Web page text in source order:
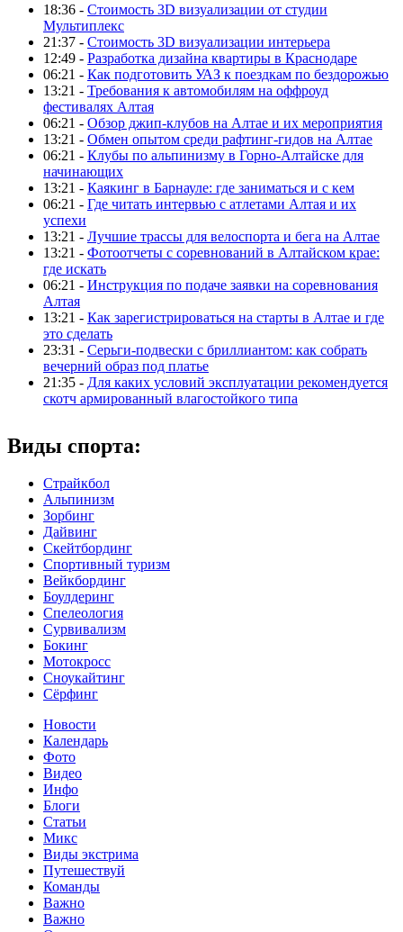
18:36 - Стоимость 3D визуализации от студии
Мультиплекс
21:37 - Стоимость 3D визуализации интерьера
12:49 - Разработка дизайна квартиры в Краснодаре
06:21 - Как подготовить УАЗ к поездкам по бездорожью
13:21 - Требования к автомобилям на оффроуд
фестивалях Алтая
06:21 - Обзор джип-клубов на Алтае и их мероприятия
13:21 - Обмен опытом среди рафтинг-гидов на Алтае
06:21 - Клубы по альпинизму в Горно-Алтайске для
начинающих
13:21 - Каякинг в Барнауле: где заниматься и с кем
06:21 - Где читать интервью с атлетами Алтая и их
успехи
13:21 - Лучшие трассы для велоспорта и бега на Алтае
13:21 - Фотоотчеты с соревнований в Алтайском крае:
где искать
06:21 - Инструкция по подаче заявки на соревнования
Алтая
13:21 - Как зарегистрироваться на старты в Алтае и где
это сделать
23:31 - Серьги-подвески с бриллиантом: как собрать
вечерний образ под платье
21:35 - Для каких условий эксплуатации рекомендуется
скотч армированный влагостойкого типа
Виды спорта:
Страйкбол
Альпинизм
Зорбинг
Дайвинг
Скейтбординг
Спортивный туризм‎
Вейкбординг
Боулдеринг
Спелеология
Сурвивализм
Бокинг
Мотокросс
Сноукайтинг
Сёрфинг
Новости
Календарь
Фото
Видео
Инфо
Блоги
Статьи
Микс
Виды экстрима
Путешествуй
Команды
Важно
Важно